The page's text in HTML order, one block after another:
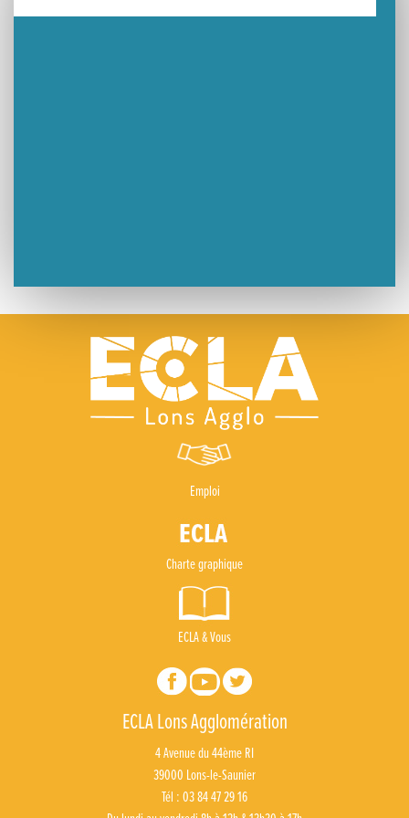
Un week-end placé sous le signe du souvenir et de l’émotion
Emploi
Charte graphique
ECLA & Vous
ECLA Lons Agglomération
4 Avenue du 44ème RI
39000 Lons-le-Saunier
Tél : 03 84 47 29 16